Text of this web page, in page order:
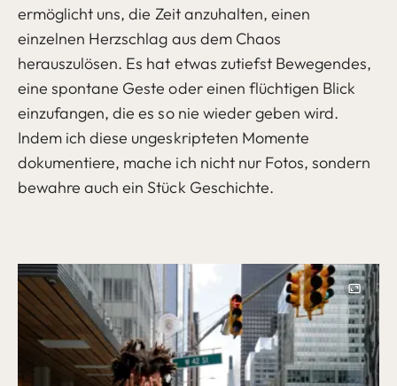
ermöglicht uns, die Zeit anzuhalten, einen
einzelnen Herzschlag aus dem Chaos
herauszulösen. Es hat etwas zutiefst Bewegendes,
eine spontane Geste oder einen flüchtigen Blick
einzufangen, die es so nie wieder geben wird.
Indem ich diese ungeskripteten Momente
dokumentiere, mache ich nicht nur Fotos, sondern
bewahre auch ein Stück Geschichte.